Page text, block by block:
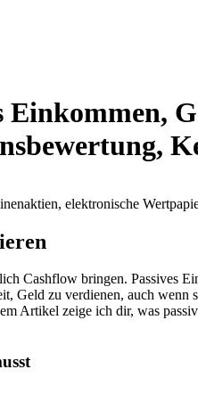
Cashflow bringen. Passives
Geld zu verdienen, auch
Artikel zeige ich dir, was